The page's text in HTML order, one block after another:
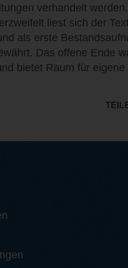
verhandelt
liest sich der
als erste
Das offene Ende
bietet Raum für